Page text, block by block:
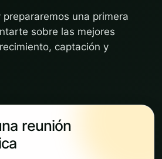
una primera
sobre las mejores
captación y
reunión